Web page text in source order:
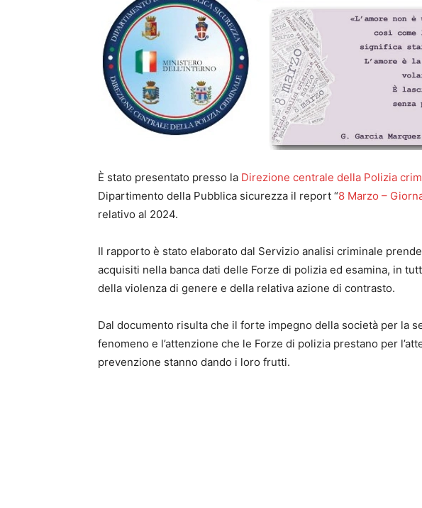
È stato presentato presso la Direzione centrale della Polizia
Dipartimento della Pubblica sicurezza il report “8 Marzo –
relativo al 2024.
Il rapporto è stato elaborato dal Servizio analisi criminale
acquisiti nella banca dati delle Forze di polizia ed esamina, in
della violenza di genere e della relativa azione di contrasto.
Dal documento risulta che il forte impegno della società per la
fenomeno e l’attenzione che le Forze di polizia prestano per
prevenzione stanno dando i loro frutti.